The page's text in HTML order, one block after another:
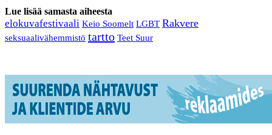
Messenger
Lue lisää samasta aiheesta
elokuvafestivaali Keio Soomelt LGBT Rakvere
seksuaalivähemmistö tartto Teet Suur